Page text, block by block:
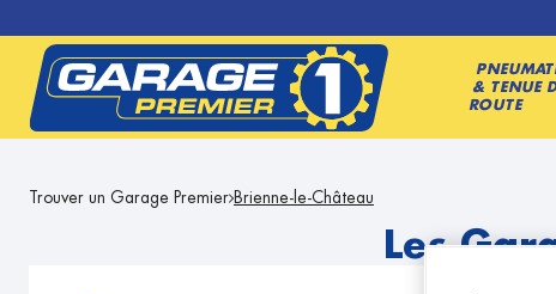
& TENUE
ROUTE
Trouver un Garage Premier Brienne-le-Château
Les